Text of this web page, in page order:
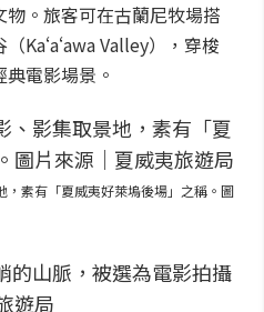
。旅客可在古蘭尼牧場搭
Kaʻaʻawa Valley），穿梭
電影場景。
，素有「夏威夷好萊塢後場」之稱。圖